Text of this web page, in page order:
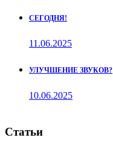
СЕГОДНЯ!
11.06.2025
УЛУЧШЕНИЕ ЗВУКОВ?
10.06.2025
Статьи